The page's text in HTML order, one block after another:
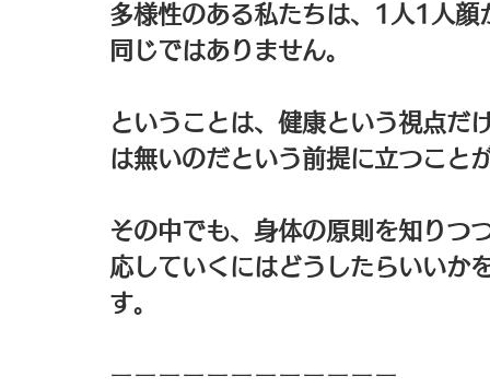
多様性のある私たちは、1人1人
同じではありません。
ということは、健康という視点だ
は無いのだという前提に立つこと
その中でも、身体の原則を知りつ
応していくにはどうしたらいいか
す。
ーーーーーーーーーーーー